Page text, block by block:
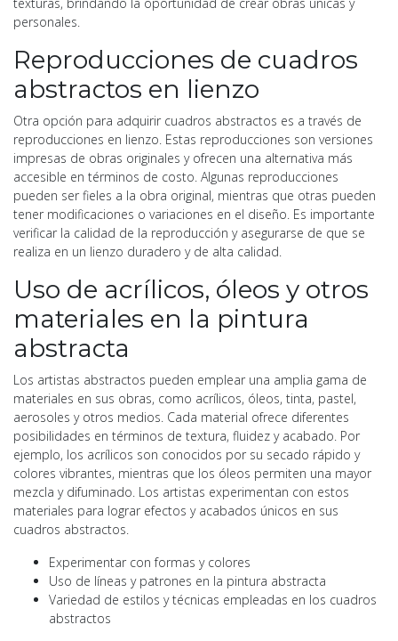
personales.
Reproducciones de cuadros
abstractos en lienzo
Otra opción para adquirir cuadros abstractos es a través de
reproducciones en lienzo. Estas reproducciones son versiones
impresas de obras originales y ofrecen una alternativa más
accesible en términos de costo. Algunas reproducciones
pueden ser fieles a la obra original, mientras que otras pueden
tener modificaciones o variaciones en el diseño. Es importante
verificar la calidad de la reproducción y asegurarse de que se
realiza en un lienzo duradero y de alta calidad.
Uso de acrílicos, óleos y otros
materiales en la pintura
abstracta
Los artistas abstractos pueden emplear una amplia gama de
materiales en sus obras, como acrílicos, óleos, tinta, pastel,
aerosoles y otros medios. Cada material ofrece diferentes
posibilidades en términos de textura, fluidez y acabado. Por
ejemplo, los acrílicos son conocidos por su secado rápido y
colores vibrantes, mientras que los óleos permiten una mayor
mezcla y difuminado. Los artistas experimentan con estos
materiales para lograr efectos y acabados únicos en sus
cuadros abstractos.
Experimentar con formas y colores
Uso de líneas y patrones en la pintura abstracta
Variedad de estilos y técnicas empleadas en los cuadros
abstractos